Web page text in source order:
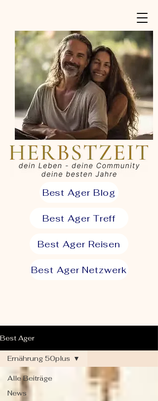
Best Ager Blog
Best Ager Treff
Best Ager Reisen
Best Ager Netzwerk
Best Ager
Alle Beiträge
News
Ernährung 50plus